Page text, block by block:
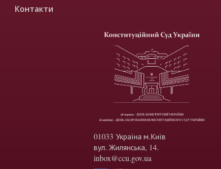
Контакти
01033 Україна м.Київ
вул. Жилянська, 14.
inbox@ccu.gov.ua